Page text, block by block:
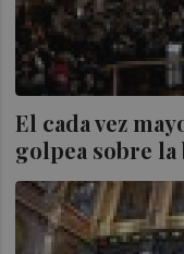
El cada vez
golpea sobre la